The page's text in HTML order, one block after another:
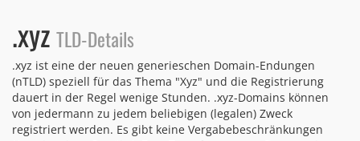
.xyz TLD-Details
.xyz ist eine der neuen generieschen Domain-Endungen
(nTLD) speziell für das Thema "Xyz" und die Registrierung
dauert in der Regel wenige Stunden. .xyz-Domains können
von jedermann zu jedem beliebigen (legalen) Zweck
registriert werden. Es gibt keine Vergabebeschränkungen